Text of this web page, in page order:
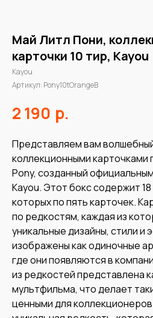
Май Литл Пони,
карточки 10 тир, Kayou
Kayou
Артикул: Pony10tOrangeB
2 190 р.
Представляем вам
коллекционными карточками
Pony, созданный
Kayou. Этот бокс содержит
которых по пять карточек.
по редкостям, каждая из
уникальные дизайны, стили и
изображены как одиночные
где они появляются в
из редкостей представлена
мультфильма, что делает
ценными для